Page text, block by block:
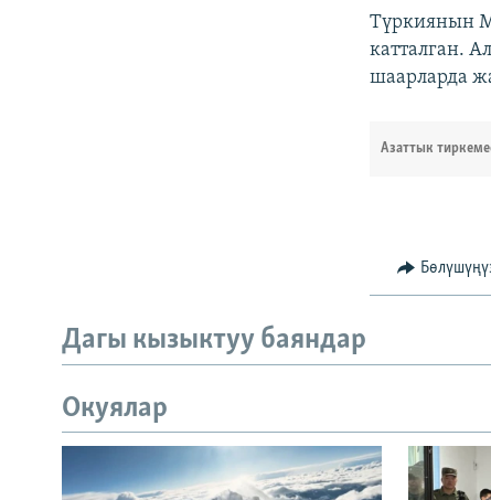
Түркиянын
катталган.
шаарларда
Азаттык
Дагы кызыктуу баяндар
Окуялар